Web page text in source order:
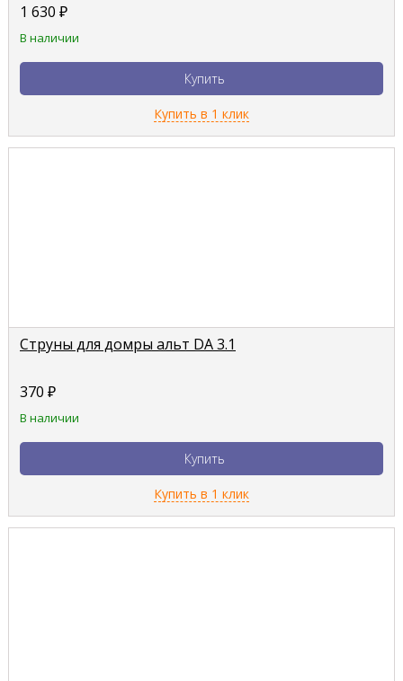
1 630 ₽
В наличии
Купить
Купить в 1 клик
Струны для домры альт DA 3.1
370 ₽
В наличии
Купить
Купить в 1 клик